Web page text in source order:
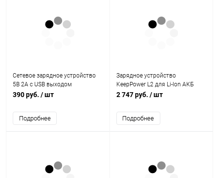
Сетевое зарядное устройство
5В 2А с USB выходом
390 руб. / шт
Подробнее
Зарядное устройство
KeepPower L2 для Li-Ion АКБ
(USB)
2 747 руб. / шт
Подробнее